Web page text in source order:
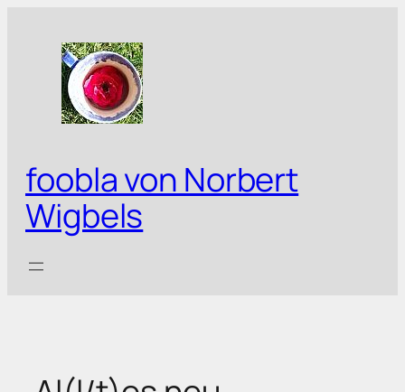
springen
foobla von Norbert
Wigbels